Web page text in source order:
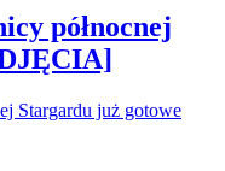
północnej